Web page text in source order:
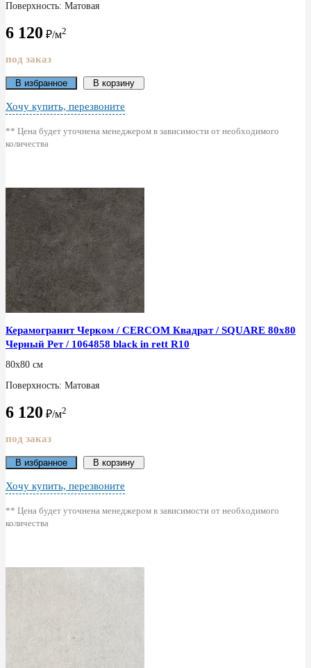
Поверхность: Матовая
6 120 ₽/м2
под заказ
В избранное В корзину
Хочу купить, перезвоните
** Цена будет уточнена менеджером в зависимости от необходимого
количества
Керамогранит Черком / CERCOM Квадрат / SQUARE 80x80
Черный Рет / 1064858 black in rett R10
80x80 см
Поверхность: Матовая
6 120 ₽/м2
под заказ
В избранное В корзину
Хочу купить, перезвоните
** Цена будет уточнена менеджером в зависимости от необходимого
количества